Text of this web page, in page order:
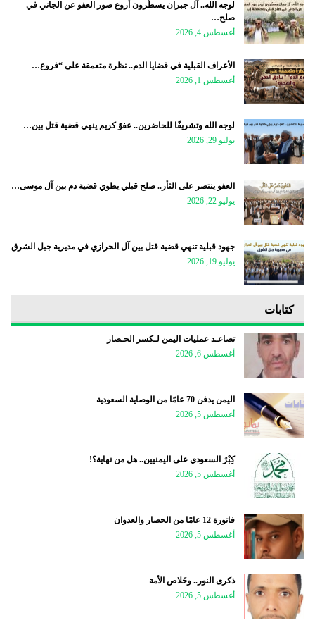
لوجه الله.. آل جبران يسطّرون أروع صور العفو عن الجاني في
صلح…
أغسطس 4, 2026
الأعراف القبلية في قضايا الدم.. نظرة متعمقة على “فروع…
أغسطس 1, 2026
لوجه الله وتشريفًا للحاضرين.. عفوٌ كريم ينهي قضية قتل بين…
يوليو 29, 2026
العفو ينتصر على الثأر.. صلح قبلي يطوي قضية دم بين آل موسى…
يوليو 22, 2026
جهود قبلية تنهي قضية قتل بين آل الحرازي في مديرية جبل الشرق
يوليو 19, 2026
كتابات
تصاعـد عمليات اليمن لـكسر الحـصار
أغسطس 6, 2026
اليمن يدفن 70 عامًا من الوصاية السعودية
أغسطس 5, 2026
كِبْرُ السعودي على اليمنيين.. هل من نهاية؟!
أغسطس 5, 2026
فاتورة 12 عامًا من الحصار والعدوان
أغسطس 5, 2026
ذكرى النور.. وخَلاص الأمة
أغسطس 5, 2026